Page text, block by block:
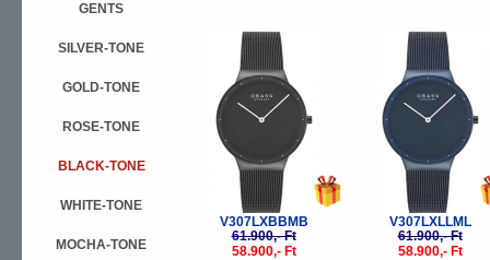
GENTS
SILVER-TONE
GOLD-TONE
ROSE-TONE
BLACK-TONE
WHITE-TONE
MOCHA-TONE
V307LXBBMB
61.900,- Ft
58.900,- Ft
V307LXLLML
61.900,- Ft
58.900,- Ft